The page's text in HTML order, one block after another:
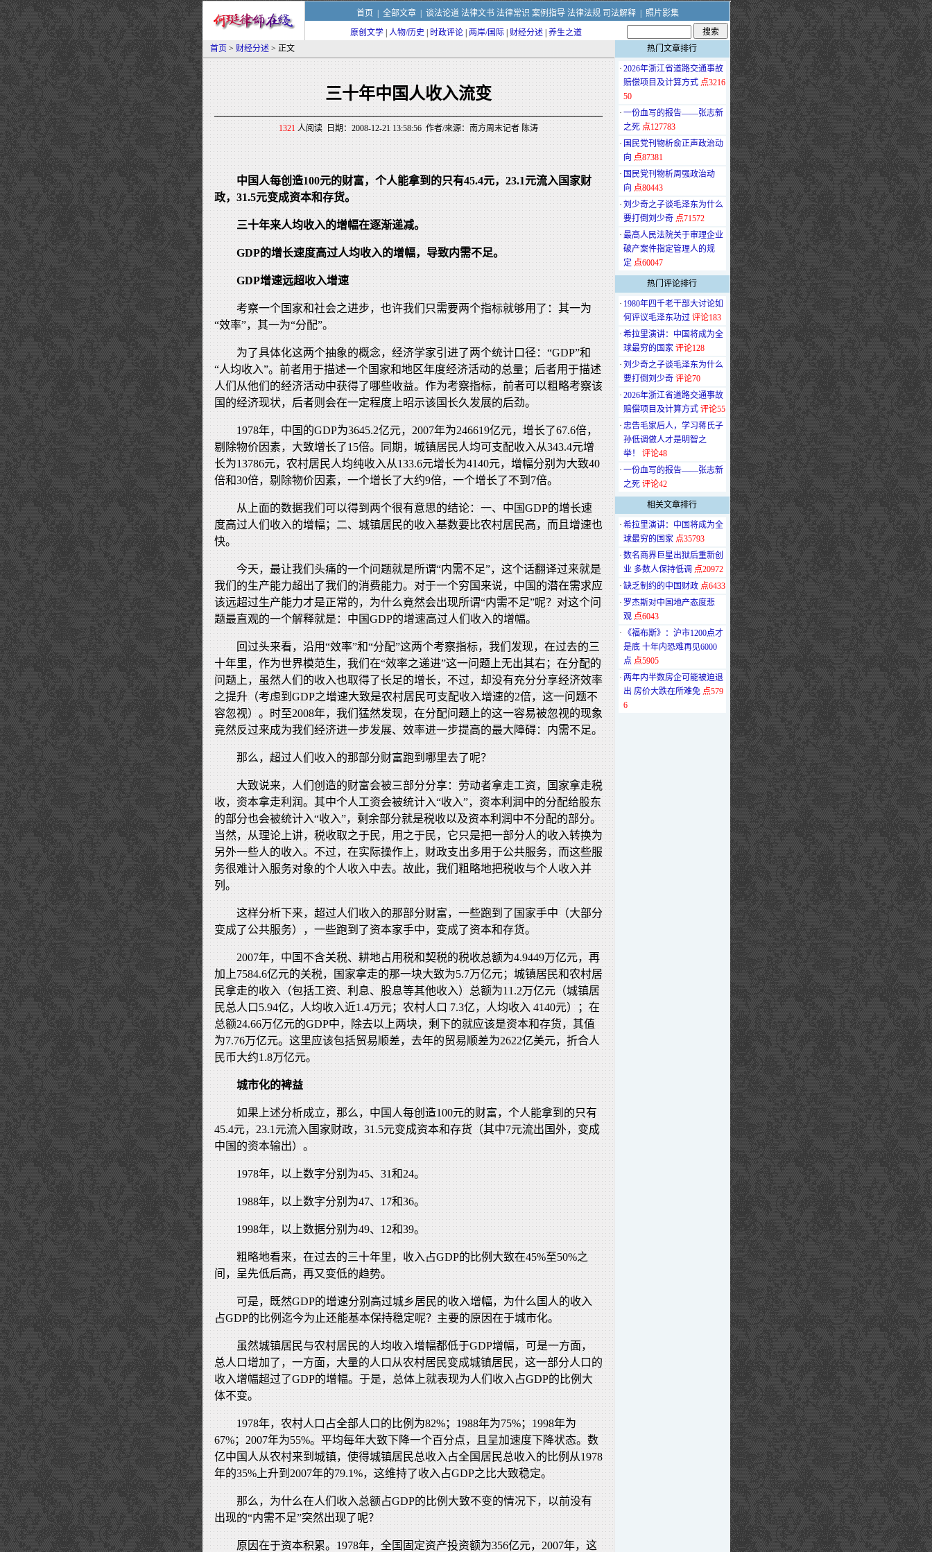
首页 全部文章| 谈法论道 法律文书 法律常识 案例指导 法律法规 司法解释|
照片影集
原创文学 人物/历史 时政评论 两岸/国际 财经分述 养生之道
首页 > 财经分述> 正文
三十年中国人收入流变
1321 人阅读 日期：2008-12-21 13:58:56 作者/来源：南方周末记者 陈涛
中国人每创造100元的财富，个人能拿到的只有45.4元，23.1元流入国家财
政，31.5元变成资本和存货。
三十年来人均收入的增幅在逐渐递减。
GDP的增长速度高过人均收入的增幅，导致内需不足。
GDP增速远超收入增速
考察一个国家和社会之进步，也许我们只需要两个指标就够用了：其一为
“效率”，其一为“分配”。
为了具体化这两个抽象的概念，经济学家引进了两个统计口径：“GDP”和
“人均收入”。前者用于描述一个国家和地区年度经济活动的总量；后者用于描述
人们从他们的经济活动中获得了哪些收益。作为考察指标，前者可以粗略考察该
国的经济现状，后者则会在一定程度上昭示该国长久发展的后劲。
1978年，中国的GDP为3645.2亿元，2007年为246619亿元，增长了67.6倍，
剔除物价因素，大致增长了15倍。同期，城镇居民人均可支配收入从343.4元增
长为13786元，农村居民人均纯收入从133.6元增长为4140元，增幅分别为大致40
倍和30倍，剔除物价因素，一个增长了大约9倍，一个增长了不到7倍。
从上面的数据我们可以得到两个很有意思的结论：一、中国GDP的增长速
度高过人们收入的增幅；二、城镇居民的收入基数要比农村居民高，而且增速也
快。
今天，最让我们头痛的一个问题就是所谓“内需不足”，这个话翻译过来就是
我们的生产能力超出了我们的消费能力。对于一个穷国来说，中国的潜在需求应
该远超过生产能力才是正常的，为什么竟然会出现所谓“内需不足”呢？对这个问
题最直观的一个解释就是：中国GDP的增速高过人们收入的增幅。
回过头来看，沿用“效率”和“分配”这两个考察指标，我们发现，在过去的三
十年里，作为世界模范生，我们在“效率之递进”这一问题上无出其右；在分配的
问题上，虽然人们的收入也取得了长足的增长，不过，却没有充分分享经济效率
之提升（考虑到GDP之增速大致是农村居民可支配收入增速的2倍，这一问题不
容忽视）。时至2008年，我们猛然发现，在分配问题上的这一容易被忽视的现象
竟然反过来成为我们经济进一步发展、效率进一步提高的最大障碍：内需不足。
那么，超过人们收入的那部分财富跑到哪里去了呢？
大致说来，人们创造的财富会被三部分分享：劳动者拿走工资，国家拿走税
收，资本拿走利润。其中个人工资会被统计入“收入”，资本利润中的分配给股东
的部分也会被统计入“收入”，剩余部分就是税收以及资本利润中不分配的部分。
当然，从理论上讲，税收取之于民，用之于民，它只是把一部分人的收入转换为
另外一些人的收入。不过，在实际操作上，财政支出多用于公共服务，而这些服
务很难计入服务对象的个人收入中去。故此，我们粗略地把税收与个人收入并
列。
这样分析下来，超过人们收入的那部分财富，一些跑到了国家手中（大部分
变成了公共服务），一些跑到了资本家手中，变成了资本和存货。
2007年，中国不含关税、耕地占用税和契税的税收总额为4.9449万亿元，再
加上7584.6亿元的关税，国家拿走的那一块大致为5.7万亿元；城镇居民和农村居
民拿走的收入（包括工资、利息、股息等其他收入）总额为11.2万亿元（城镇居
民总人口5.94亿，人均收入近1.4万元；农村人口 7.3亿，人均收入 4140元）；在
总额24.66万亿元的GDP中，除去以上两块，剩下的就应该是资本和存货，其值
为7.76万亿元。这里应该包括贸易顺差，去年的贸易顺差为2622亿美元，折合人
民币大约1.8万亿元。
城市化的裨益
如果上述分析成立，那么，中国人每创造100元的财富，个人能拿到的只有
45.4元，23.1元流入国家财政，31.5元变成资本和存货（其中7元流出国外，变成
中国的资本输出）。
1978年，以上数字分别为45、31和24。
1988年，以上数字分别为47、17和36。
1998年，以上数据分别为49、12和39。
粗略地看来，在过去的三十年里，收入占GDP的比例大致在45%至50%之
间，呈先低后高，再又变低的趋势。
可是，既然GDP的增速分别高过城乡居民的收入增幅，为什么国人的收入
占GDP的比例迄今为止还能基本保持稳定呢？主要的原因在于城市化。
虽然城镇居民与农村居民的人均收入增幅都低于GDP增幅，可是一方面，
总人口增加了，一方面，大量的人口从农村居民变成城镇居民，这一部分人口的
收入增幅超过了GDP的增幅。于是，总体上就表现为人们收入占GDP的比例大
体不变。
1978年，农村人口占全部人口的比例为82%；1988年为75%；1998年为
67%；2007年为55%。平均每年大致下降一个百分点，且呈加速度下降状态。数
亿中国人从农村来到城镇，使得城镇居民总收入占全国居民总收入的比例从1978
年的35%上升到2007年的79.1%，这维持了收入占GDP之比大致稳定。
那么，为什么在人们收入总额占GDP的比例大致不变的情况下，以前没有
出现的“内需不足”突然出现了呢？
原因在于资本积累。1978年，全国固定资产投资额为356亿元，2007年，这
热门文章排行
· 2026年浙江省道路交通事故
赔偿项目及计算方式 点3216
50
· 一份血写的报告——张志新
之死 点127783
· 国民党刊物析俞正声政治动
向 点87381
· 国民党刊物析周强政治动
向 点80443
· 刘少奇之子谈毛泽东为什么
要打倒刘少奇 点71572
· 最高人民法院关于审理企业
破产案件指定管理人的规
定 点60047
热门评论排行
· 1980年四千老干部大讨论如
何评议毛泽东功过 评论183
· 希拉里演讲：中国将成为全
球最穷的国家 评论128
· 刘少奇之子谈毛泽东为什么
要打倒刘少奇 评论70
· 2026年浙江省道路交通事故
赔偿项目及计算方式 评论55
· 忠告毛家后人，学习蒋氏子
孙低调做人才是明智之
举！
评论48
· 一份血写的报告——张志新
之死 评论42
相关文章排行
· 希拉里演讲：中国将成为全
球最穷的国家 点35793
· 数名商界巨星出狱后重新创
业 多数人保持低调 点20972
· 缺乏制约的中国财政 点6433
· 罗杰斯对中国地产态度悲
观 点6043
·
《福布斯》：沪市1200点才
是底 十年内恐难再见6000
点 点5905
· 两年内半数房企可能被迫退
出 房价大跌在所难免 点579
6